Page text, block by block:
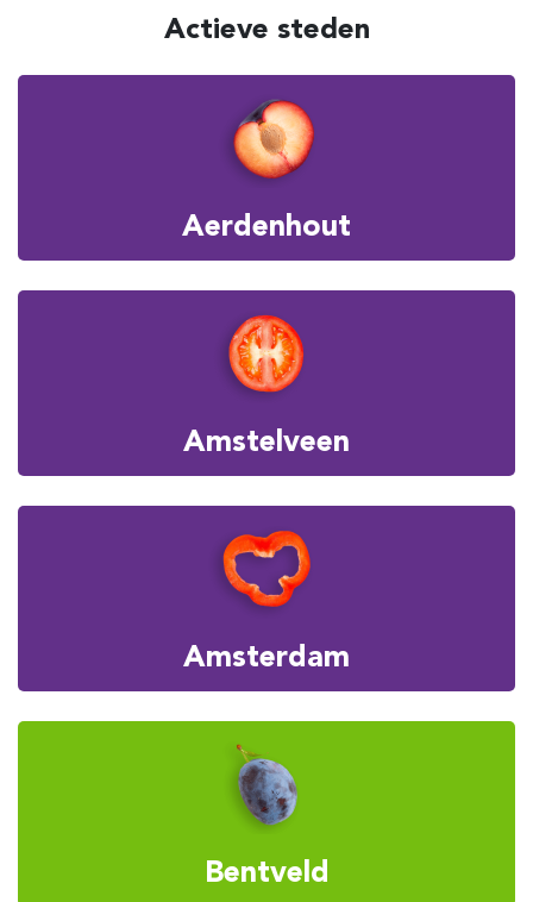
Actieve steden
Aerdenhout
Amstelveen
Amsterdam
Bentveld